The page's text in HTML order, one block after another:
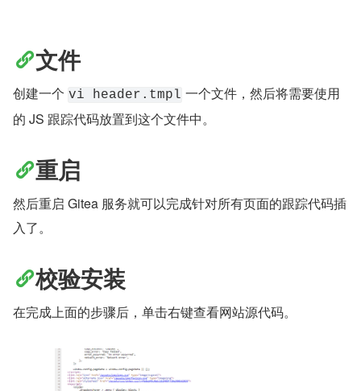
文件
创建一个 vi header.tmpl 一个文件，然后将需要使用
的 JS 跟踪代码放置到这个文件中。
重启
然后重启 Gitea 服务就可以完成针对所有页面的跟踪代码插
入了。
校验安装
在完成上面的步骤后，单击右键查看网站源代码。